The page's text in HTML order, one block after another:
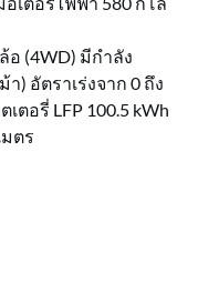
อ (4WD) มีกำลัง
) อัตราเร่งจาก 0 ถึง
ตอรี่ LFP 100.5 kWh
มตร